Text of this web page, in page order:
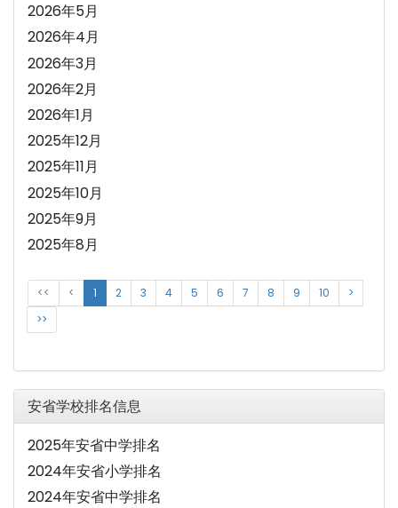
2026年5月
2026年4月
2026年3月
2026年2月
2026年1月
2025年12月
2025年11月
2025年10月
2025年9月
2025年8月
<< < 1 2 3 4 5 6 7 8 9 10
>
>>
安省学校排名信息
2025年安省中学排名
2024年安省小学排名
2024年安省中学排名